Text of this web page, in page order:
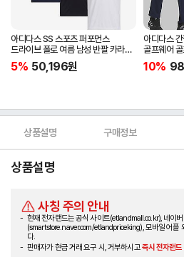
아디다스 SS 스포츠 퍼포먼스
드라이브 폴로 여름 남성 반팔 카라
티셔츠 IA5447 IA5448 IA5446
5% 50,196원
아디다스
골프웨어
삼선패턴 골
10%
상품설명 구매정보
상품설명
사칭 주의 안내
현재 전자랜드는 공식 사이트(etlandmall.co.kr), 네이
(smartstore.naver.com/etlandpriceking), 모바일 어플
다.
판매자가 현금 거래 요구 시, 거부하시고즉시 전자랜